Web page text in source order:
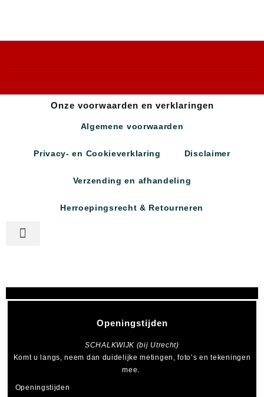
Onze voorwaarden en verklaringen
Algemene voorwaarden
Privacy- en Cookieverklaring Disclaimer
Verzending en afhandeling
Herroepingsrecht & Retourneren
Openingstijden
SCHALKWIJK (bij Utrecht)
Komt u langs, neem dan duidelijke metingen, foto’s en tekeningen
mee.
Openingstijden